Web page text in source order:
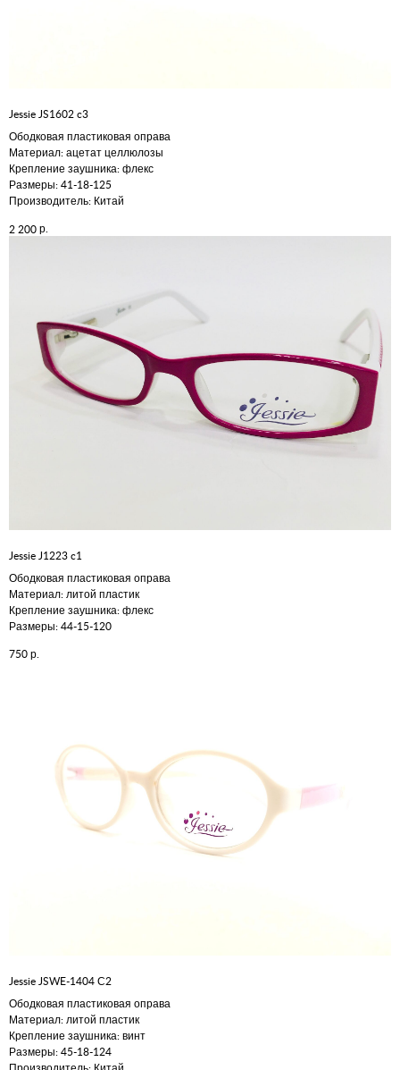
Jessie JS1602 c3
Ободковая пластиковая оправа
Материал: ацетат целлюлозы
Крепление заушника: флекс
Размеры: 41-18-125
Производитель: Китай
2 200р.
Jessie J1223 c1
Ободковая пластиковая оправа
Материал: литой пластик
Крепление заушника: флекс
Размеры: 44-15-120
750р.
Jessie JSWE-1404 С2
Ободковая пластиковая оправа
Материал: литой пластик
Крепление заушника: винт
Размеры: 45-18-124